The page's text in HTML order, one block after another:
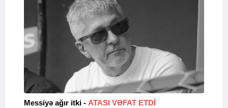
Messiyə ağır itki - ATASI VƏFAT ETDI